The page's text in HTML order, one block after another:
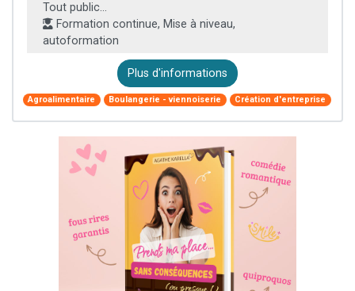
Tout public...
Formation continue, Mise à niveau,
autoformation
Plus d'informations
Agroalimentaire Boulangerie - viennoiserie Création d'entreprise